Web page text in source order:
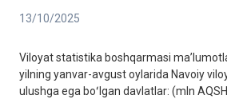
13/10/2025
Viloyat statistika boshqarmasi
yilning yanvar-avgust oylarida Navoiy
ulushga ega boʻlgan davlatlar: (mln